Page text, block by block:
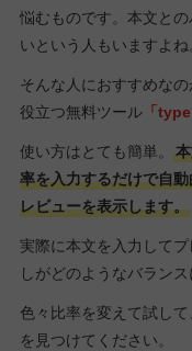
悩むものです。本文と
いという人もいますよね
そんな人におすすめな
役立つ無料ツール「type
使い方はとても簡単。
率を入力するだけで自
レビューを表示します。
実際に本文を入力して
しがどのようなバラン
色々比率を変えて試し
を見つけてください。